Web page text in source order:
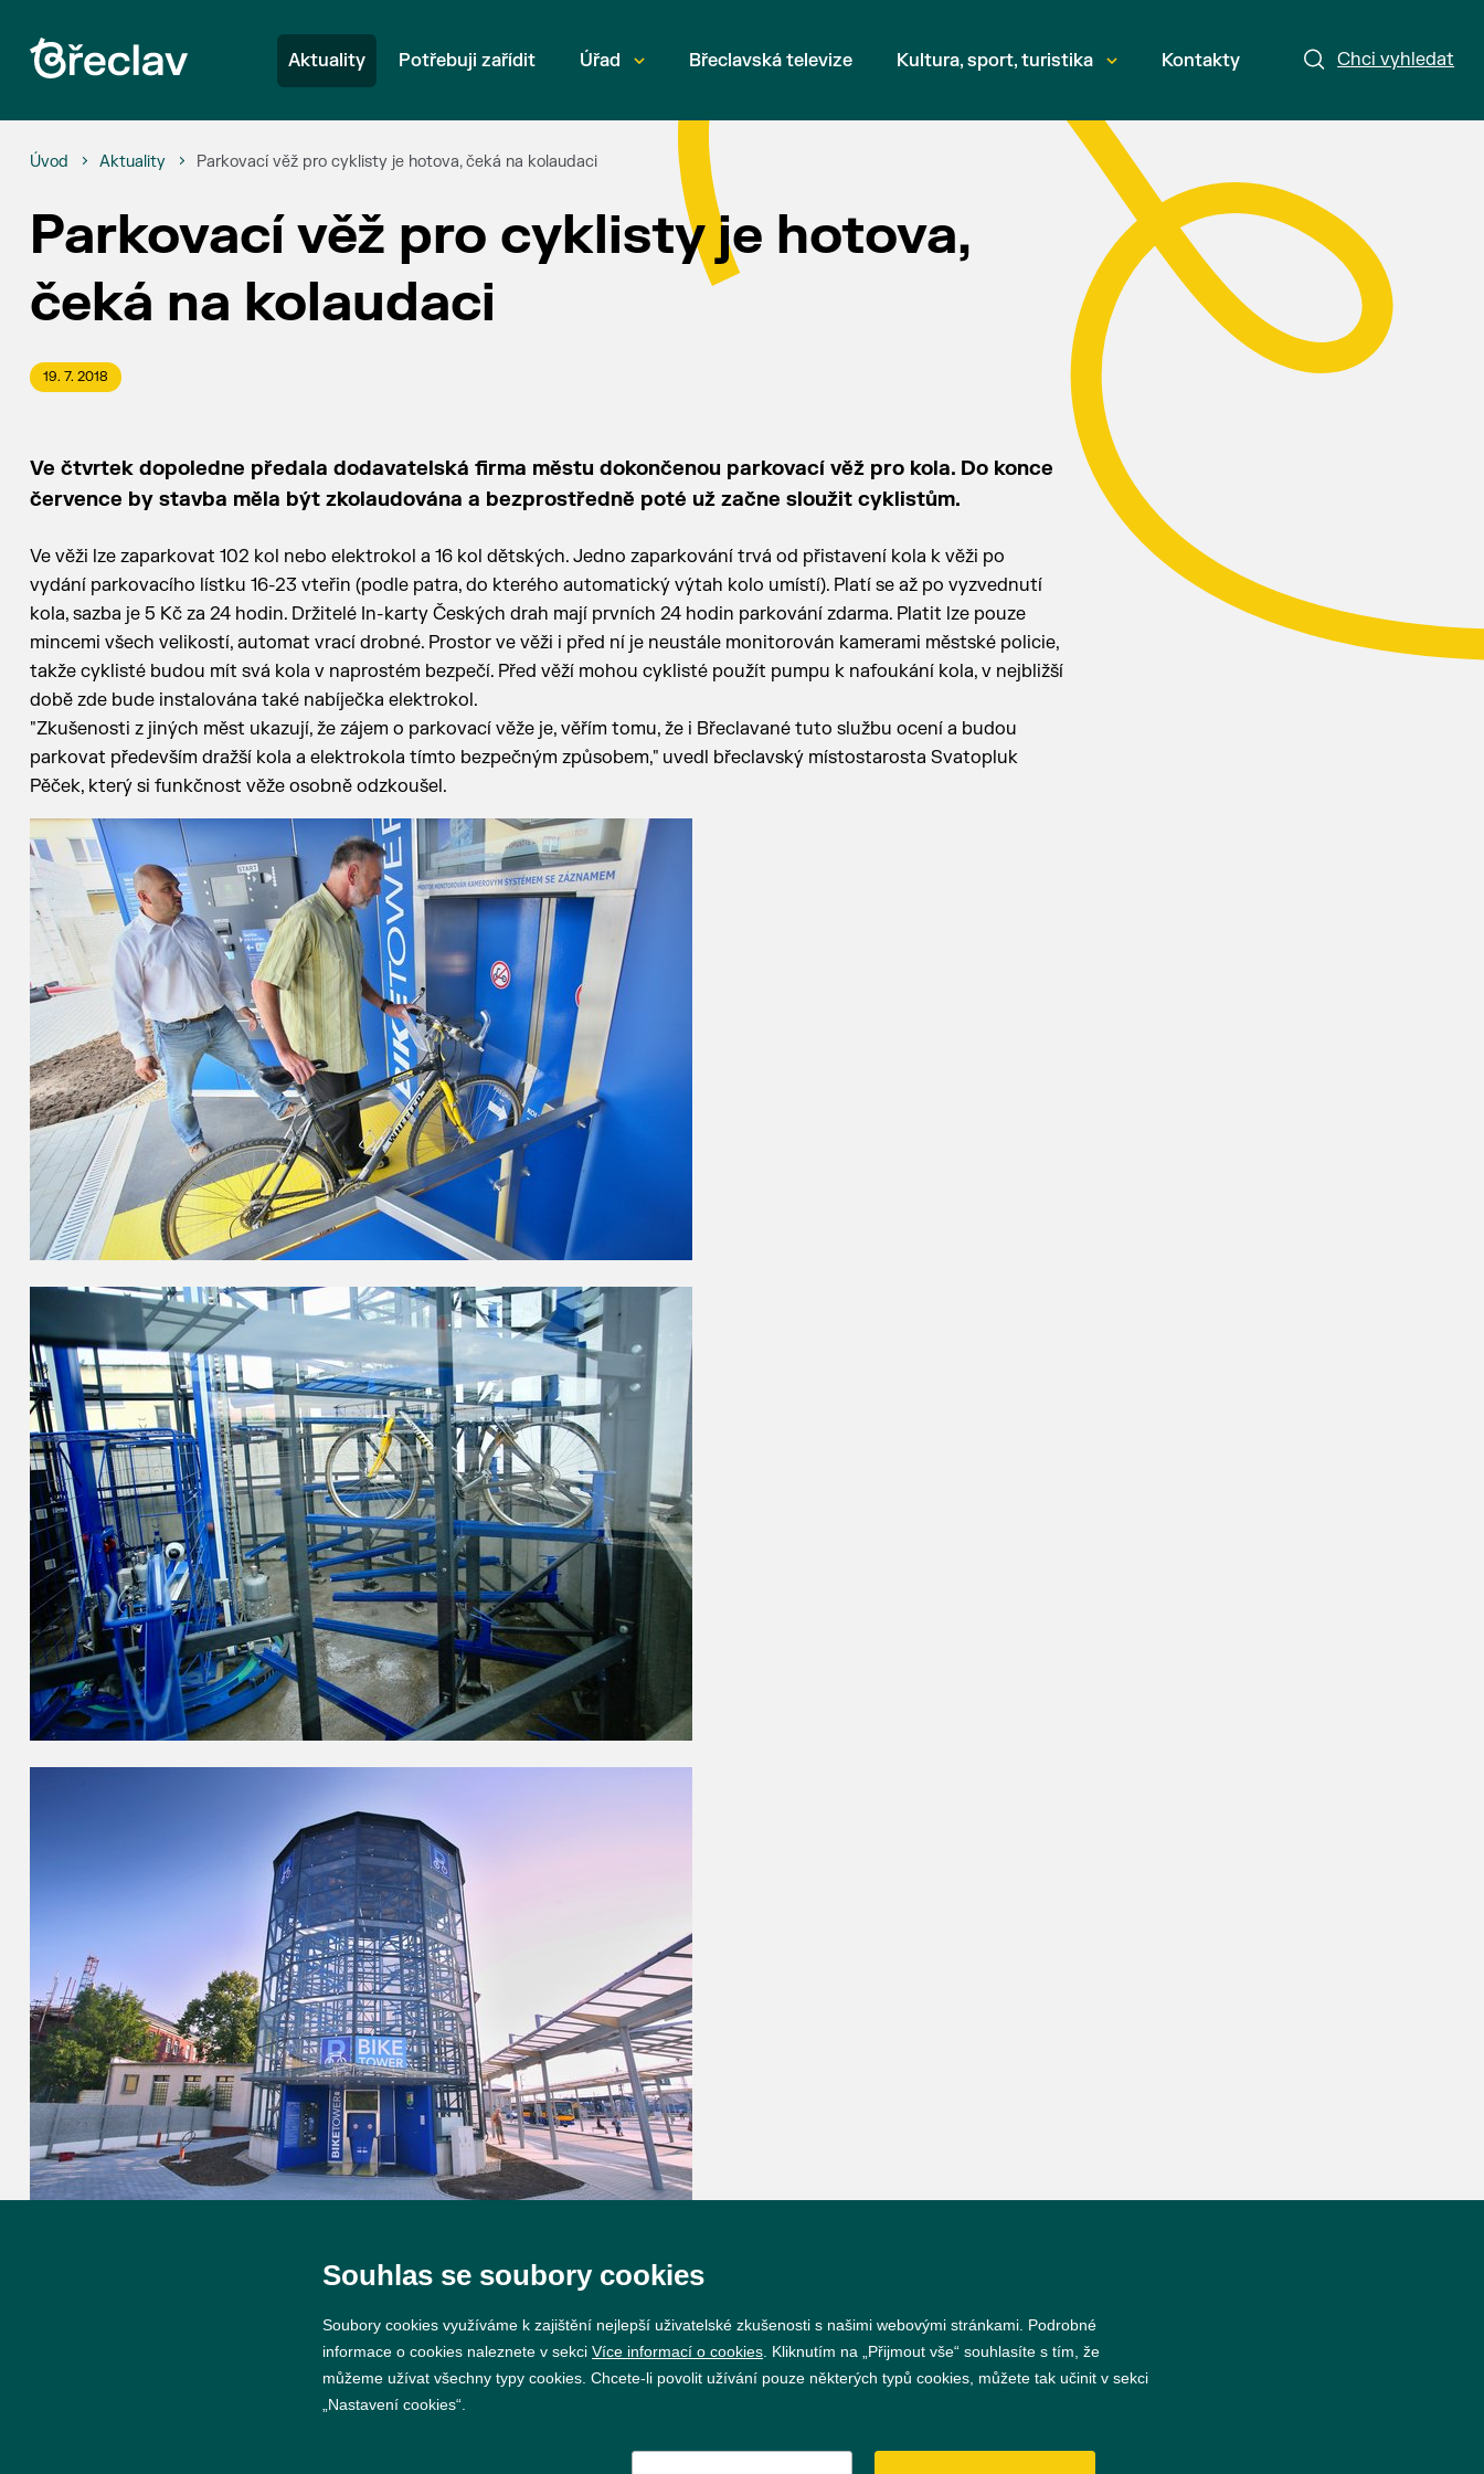
Chci vyhledat
Aktuality Potřebuji zařídit Úřad Břeclavská televize Kultura, sport, turistika Kontakty
Úvod Aktuality Parkovací věž pro cyklisty je hotova, čeká na kolaudaci
Parkovací věž pro cyklisty je hotova,
čeká na kolaudaci
19. 7. 2018
Ve čtvrtek dopoledne předala dodavatelská firma městu dokončenou parkovací věž pro kola. Do konce
července by stavba měla být zkolaudována a bezprostředně poté už začne sloužit cyklistům.
Ve věži lze zaparkovat 102 kol nebo elektrokol a 16 kol dětských. Jedno zaparkování trvá od přistavení kola k věži po
vydání parkovacího lístku 16-23 vteřin (podle patra, do kterého automatický výtah kolo umístí). Platí se až po vyzvednutí
kola, sazba je 5 Kč za 24 hodin. Držitelé In-karty Českých drah mají prvních 24 hodin parkování zdarma. Platit lze pouze
mincemi všech velikostí, automat vrací drobné. Prostor ve věži i před ní je neustále monitorován kamerami městské policie,
takže cyklisté budou mít svá kola v naprostém bezpečí. Před věží mohou cyklisté použít pumpu k nafoukání kola, v nejbližší
době zde bude instalována také nabíječka elektrokol.
"Zkušenosti z jiných měst ukazují, že zájem o parkovací věže je, věřím tomu, že i Břeclavané tuto službu ocení a budou
parkovat především dražší kola a elektrokola tímto bezpečným způsobem," uvedl břeclavský místostarosta Svatopluk
Pěček, který si funkčnost věže osobně odzkoušel.
Souhlas se soubory cookies
Soubory cookies využíváme k zajištění nejlepší uživatelské zkušenosti s našimi webovými stránkami. Podrobné
informace o cookies naleznete v sekci Více informací o cookies . Kliknutím na „Přijmout vše“ souhlasíte s tím, že
můžeme užívat všechny typy cookies. Chcete-li povolit užívání pouze některých typů cookies, můžete tak učinit v sekci
„Nastavení cookies“.